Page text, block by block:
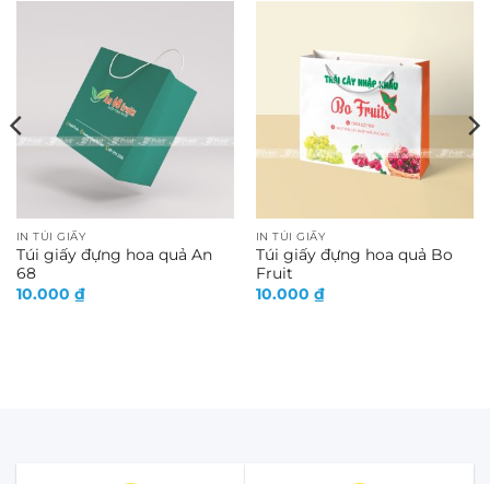
IN TÚI GIẤY
Túi giấy đựng hoa quả An
68
10.000 ₫
IN TÚI GIẤY
Túi giấy đựng hoa quả Bo
Fruit
10.000 ₫